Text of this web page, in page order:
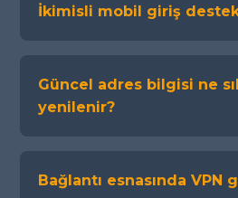
İkimisli mobil giriş
Güncel adres bilgisi ne
yenilenir?
Bağlantı esnasında VPN